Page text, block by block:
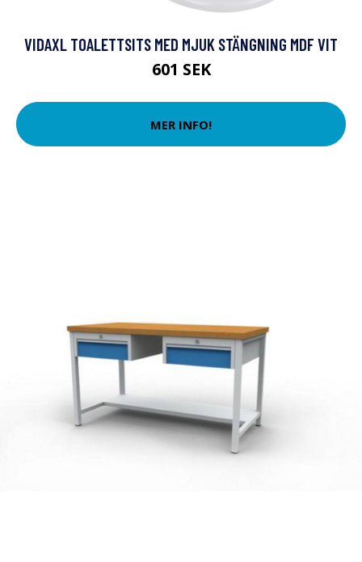
VIDAXL TOALETTSITS MED MJUK STÄNGNING MDF VIT
601 SEK
MER INFO!